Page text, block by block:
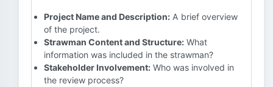
Project Name and Description: A brief overview
of the project.
Strawman Content and Structure: What
information was included in the strawman?
Stakeholder Involvement: Who was involved in
the review process?